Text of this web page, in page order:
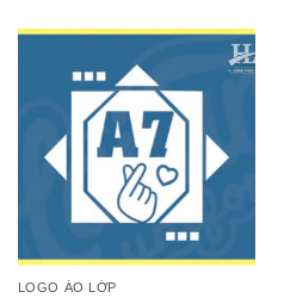
LOGO ÁO LỚP